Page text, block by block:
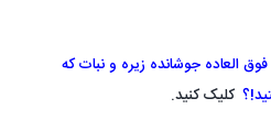
العاده جوشانده زیره و نبات که
کلیک کنید.